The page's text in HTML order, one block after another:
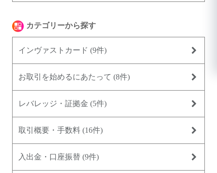
カテゴリーから探す
インヴァストカード (9件)
お取引を始めるにあたって (8件)
レバレッジ・証拠金 (5件)
取引概要・手数料 (16件)
入出金・口座振替 (9件)